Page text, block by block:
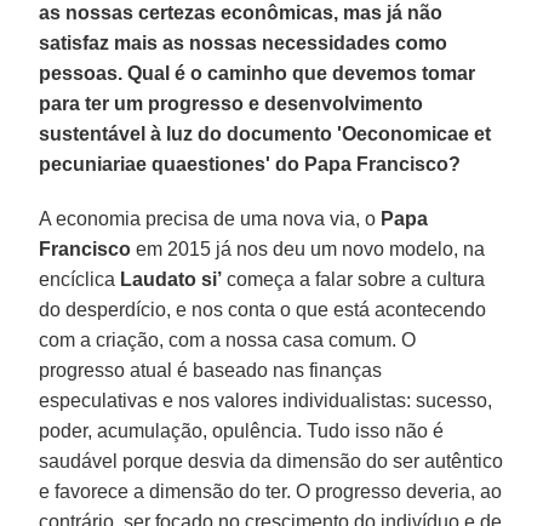
as nossas certezas econômicas, mas já não
satisfaz mais as nossas necessidades como
pessoas. Qual é o caminho que devemos tomar
para ter um progresso e desenvolvimento
sustentável à luz do documento 'Oeconomicae et
pecuniariae quaestiones' do Papa Francisco?
A economia precisa de uma nova via, o Papa
Francisco em 2015 já nos deu um novo modelo, na
encíclica Laudato si’ começa a falar sobre a cultura
do desperdício, e nos conta o que está acontecendo
com a criação, com a nossa casa comum. O
progresso atual é baseado nas finanças
especulativas e nos valores individualistas: sucesso,
poder, acumulação, opulência. Tudo isso não é
saudável porque desvia da dimensão do ser autêntico
e favorece a dimensão do ter. O progresso deveria, ao
contrário, ser focado no crescimento do indivíduo e de